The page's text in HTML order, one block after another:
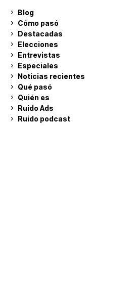
Blog
Cómo pasó
Destacadas
Elecciones
Entrevistas
Especiales
Noticias recientes
Qué pasó
Quién es
Ruido Ads
Ruido podcast